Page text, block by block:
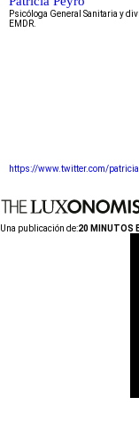
Psicóloga General Sanitaria y
EMDR.
https://www.twitter.com/
Una publicación de:20 MINUTOS